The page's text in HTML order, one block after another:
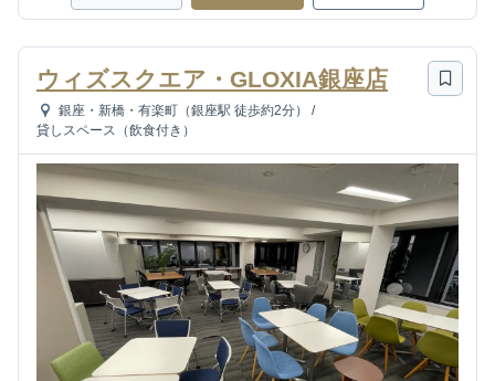
ウィズスクエア・GLOXIA銀座店
銀座・新橋・有楽町（銀座駅 徒歩約2分）
/
貸しスペース（飲食付き）